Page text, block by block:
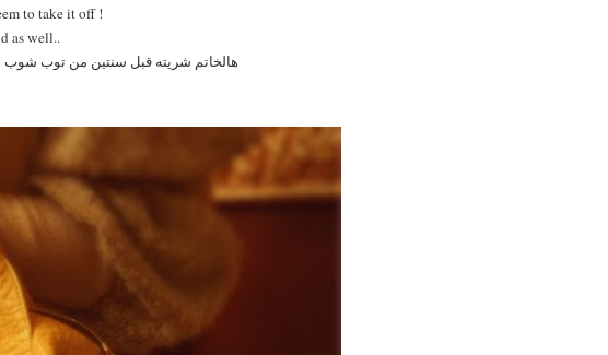
to take it off !
as well..
هالخاتم شريته قبل سنتين من توب شوب